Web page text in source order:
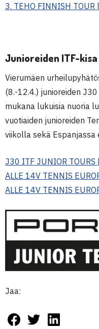
3. TEHO FINNISH TOUR
Junioreiden ITF-
Vierumäen
(8.-12.4.) junioreiden
mukana lukuisia nuoria
vuotiaiden junioreiden
viikolla sekä Espanjassa
J30 ITF JUNIOR TOURS
ALLE 14V TENNIS
ALLE 14V TENNIS
Jaa: